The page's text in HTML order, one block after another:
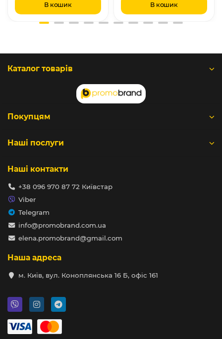
В кошик В кошик
Каталог товарів
Покупцям
Наші послуги
Наші контакти
+38 096 970 87 72 Київстар
Viber
Telegram
info@promobrand.com.ua
elena.promobrand@gmail.com
Наша адреса
м. Київ, вул. Коноплянська 16 Б, офіс 161